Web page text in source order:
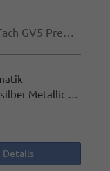
Beach 2.0TDI DSG Sport Edition 8 Fach GV5 Premium+
Monosilber Metallic / Energetic Orange Metallic
Details